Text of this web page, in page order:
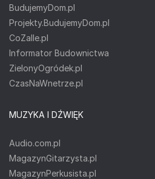
BudujemyDom.pl
Projekty.BudujemyDom.pl
CoZaIle.pl
Informator Budownictwa
ZielonyOgródek.pl
CzasNaWnetrze.pl
MUZYKA I DŹWIĘK
Audio.com.pl
MagazynGitarzysta.pl
MagazynPerkusista.pl